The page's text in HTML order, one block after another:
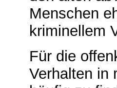
Menschen
kriminellem
Für die
Verhalten in